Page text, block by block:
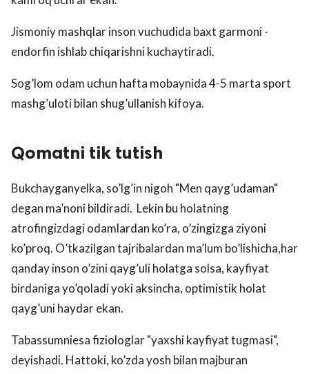
Jismoniy mashqlar inson vuchudida baxt garmoni -
endorfin ishlab chiqarishni kuchaytiradi.
Sog’lom odam uchun hafta mobaynida 4-5 marta sport
mashg’uloti bilan shug’ullanish kifoya.
Qomatni tik tutish
Bukchayganyelka, so’lg’in nigoh "Men qayg’udaman"
degan ma’noni bildiradi. Lekin bu holatning
atrofingizdagi odamlardan ko’ra, o’zingizga ziyoni
ko’proq. O’tkazilgan tajribalardan ma’lum bo’lishicha,har
qanday inson o’zini qayg’uli holatga solsa, kayfiyat
birdaniga yo’qoladi yoki aksincha, optimistik holat
qayg’uni haydar ekan.
Tabassumniesa fiziologlar "yaxshi kayfiyat tugmasi",
deyishadi. Hattoki, ko’zda yosh bilan majburan